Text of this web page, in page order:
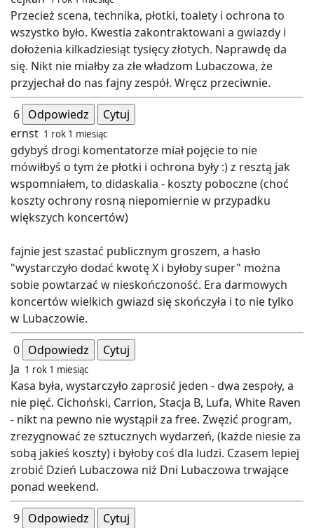
Przecież scena, technika, płotki, toalety i ochrona to
wszystko było. Kwestia zakontraktowani a gwiazdy i
dołożenia kilkadziesiąt tysięcy złotych. Naprawdę da
się. Nikt nie miałby za złe władzom Lubaczowa, że
przyjechał do nas fajny zespół. Wręcz przeciwnie.
6 Odpowiedz
Cytuj
ernst 1 rok 1 miesiąc
gdybyś drogi komentatorze miał pojęcie to nie
mówiłbyś o tym że płotki i ochrona były :) z resztą jak
wspomniałem, to didaskalia - koszty poboczne (choć
koszty ochrony rosną niepomiernie w przypadku
większych koncertów)
fajnie jest szastać publicznym groszem, a hasło
"wystarczyło dodać kwotę X i byłoby super" można
sobie powtarzać w nieskończoność. Era darmowych
koncertów wielkich gwiazd się skończyła i to nie tylko
w Lubaczowie.
0 Odpowiedz
Cytuj
Ja 1 rok 1 miesiąc
Kasa była, wystarczyło zaprosić jeden - dwa zespoły, a
nie pięć. Cichoński, Carrion, Stacja B, Lufa, White Raven
- nikt na pewno nie wystąpił za free. Zwęzić program,
zrezygnować ze sztucznych wydarzeń, (każde niesie za
sobą jakieś koszty) i byłoby coś dla ludzi. Czasem lepiej
zrobić Dzień Lubaczowa niż Dni Lubaczowa trwające
ponad weekend.
9 Odpowiedz
Cytuj